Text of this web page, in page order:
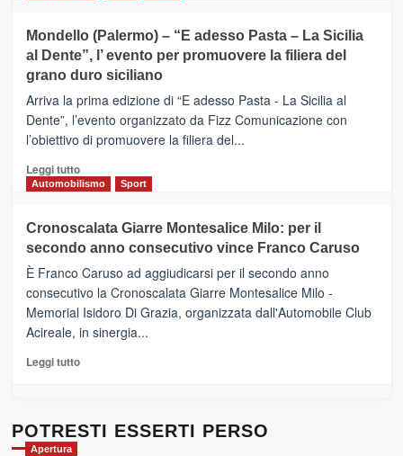
e
messaggi
di
CASTIGLIONE
DI
SICILIA
(Ct)
–
Il
Borgo
Gusto,
il
tra
sapori
vicoli
medievali
Mondello (Palermo) – “E adesso Pasta – La Sicilia
al Dente”, l’ evento per promuovere la filiera del
grano duro siciliano
Arriva la prima edizione di “E adesso Pasta - La Sicilia al
Dente”, l’evento organizzato da Fizz Comunicazione con
l’obiettivo di promuovere la filiera del...
Leggi tuttoLeggi
di
Mondello
(Palermo)
–
“E
adesso
Pasta
–
Sicilia
l’
evento
Automobilismo Sport
Cronoscalata Giarre Montesalice Milo: per il
secondo anno consecutivo vince Franco Caruso
È Franco Caruso ad aggiudicarsi per il secondo anno
consecutivo la Cronoscalata Giarre Montesalice Milo -
Memorial Isidoro Di Grazia, organizzata dall'Automobile Club
Acireale, in sinergia...
Leggi tuttoLeggi
Cronoscalata
POTRESTI ESSERTI PERSO
Apertura